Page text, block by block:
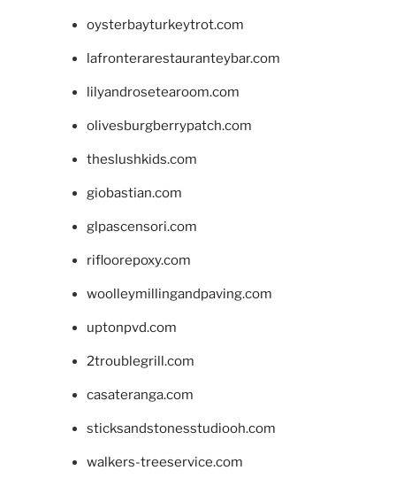
oysterbayturkeytrot.com
lafronterarestauranteybar.com
lilyandrosetearoom.com
olivesburgberrypatch.com
theslushkids.com
giobastian.com
glpascensori.com
rifloorepoxy.com
woolleymillingandpaving.com
uptonpvd.com
2troublegrill.com
casateranga.com
sticksandstonesstudiooh.com
walkers-treeservice.com